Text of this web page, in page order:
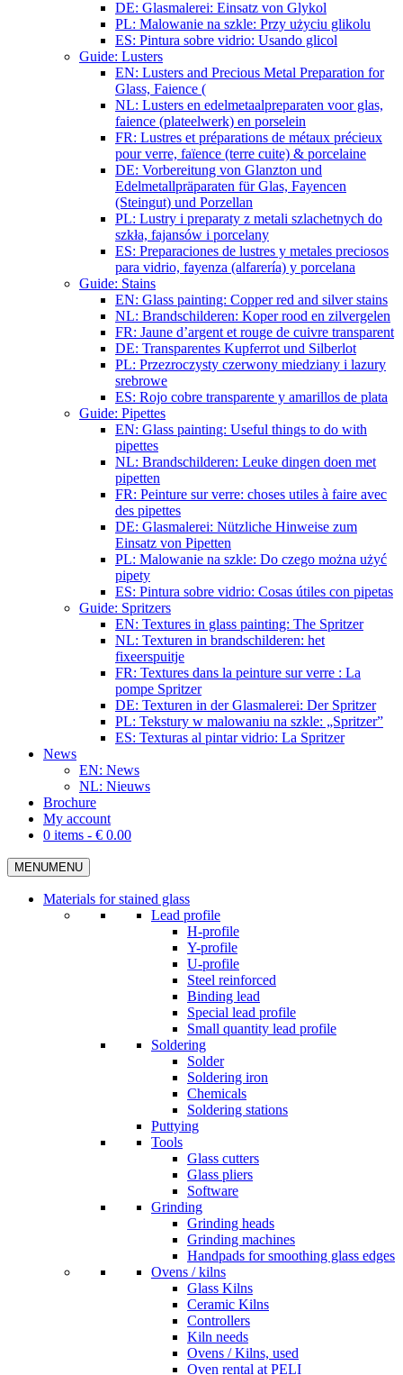
DE: Glasmalerei: Einsatz von Glykol
PL: Malowanie na szkle: Przy użyciu glikolu
ES: Pintura sobre vidrio: Usando glicol
Guide: Lusters
EN: Lusters and Precious Metal Preparation for
Glass, Faience (
NL: Lusters en edelmetaalpreparaten voor glas,
faience (plateelwerk) en porselein
FR: Lustres et préparations de métaux précieux
pour verre, faïence (terre cuite) & porcelaine
DE: Vorbereitung von Glanzton und
Edelmetallpräparaten für Glas, Fayencen
(Steingut) und Porzellan
PL: Lustry i preparaty z metali szlachetnych do
szkła, fajansów i porcelany
ES: Preparaciones de lustres y metales preciosos
para vidrio, fayenza (alfarería) y porcelana
Guide: Stains
EN: Glass painting: Copper red and silver stains
NL: Brandschilderen: Koper rood en zilvergelen
FR: Jaune d’argent et rouge de cuivre transparent
DE: Transparentes Kupferrot und Silberlot
PL: Przezroczysty czerwony miedziany i lazury
srebrowe
ES: Rojo cobre transparente y amarillos de plata
Guide: Pipettes
EN: Glass painting: Useful things to do with
pipettes
NL: Brandschilderen: Leuke dingen doen met
pipetten
FR: Peinture sur verre: choses utiles à faire avec
des pipettes
DE: Glasmalerei: Nützliche Hinweise zum
Einsatz von Pipetten
PL: Malowanie na szkle: Do czego można użyć
pipety
ES: Pintura sobre vidrio: Cosas útiles con pipetas
Guide: Spritzers
EN: Textures in glass painting: The Spritzer
NL: Texturen in brandschilderen: het
fixeerspuitje
FR: Textures dans la peinture sur verre : La
pompe Spritzer
DE: Texturen in der Glasmalerei: Der Spritzer
PL: Tekstury w malowaniu na szkle: „Spritzer”
ES: Texturas al pintar vidrio: La Spritzer
News
EN: News
NL: Nieuws
Brochure
My account
0 items - € 0.00
MENUMENU
Materials for stained glass
Lead profile
H-profile
Y-profile
U-profile
Steel reinforced
Binding lead
Special lead profile
Small quantity lead profile
Soldering
Solder
Soldering iron
Chemicals
Soldering stations
Puttying
Tools
Glass cutters
Glass pliers
Software
Grinding
Grinding heads
Grinding machines
Handpads for smoothing glass edges
Ovens / kilns
Glass Kilns
Ceramic Kilns
Controllers
Kiln needs
Ovens / Kilns, used
Oven rental at PELI